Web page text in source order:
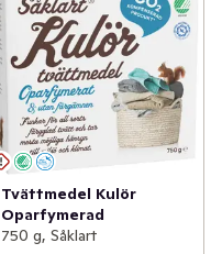
Tvättmedel Kulör
Oparfymerad
750 g, Såklart